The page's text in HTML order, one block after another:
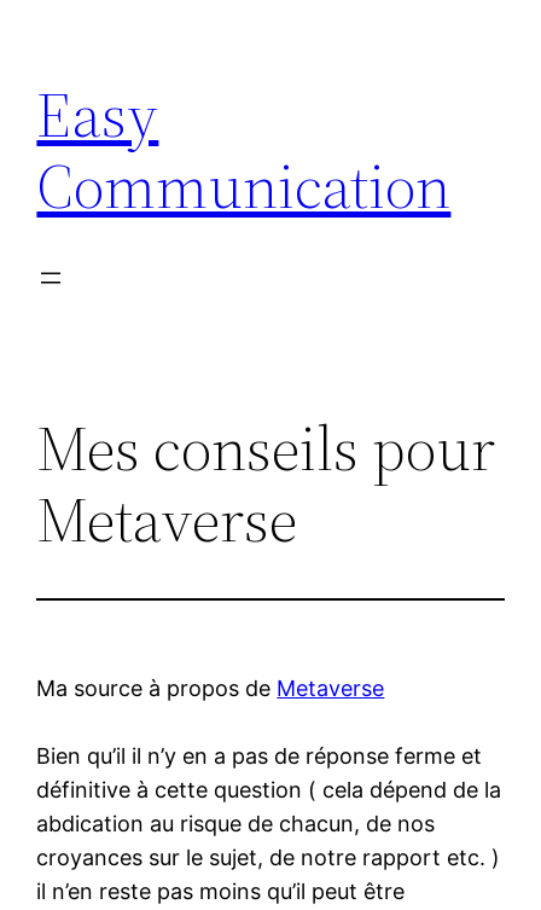
contenu
Easy
Communication
Mes conseils pour
Metaverse
Ma source à propos de Metaverse
Bien qu’il il n’y en a pas de réponse ferme et
définitive à cette question ( cela dépend de la
abdication au risque de chacun, de nos
croyances sur le sujet, de notre rapport etc. )
il n’en reste pas moins qu’il peut être